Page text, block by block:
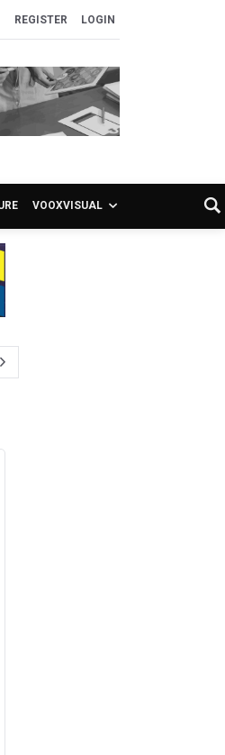
REGISTER LOGIN
VOOXVISUAL